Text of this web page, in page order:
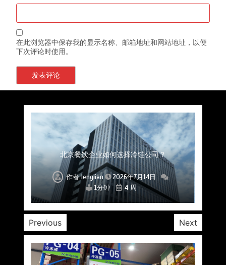
在此浏览器中保存我的显示名称、邮箱地址和网站地址，以便
下次评论时使用。
上海餐饮连锁加速，冷链配送如何破解冻品食材
流通难题？
作者lenglian
2026年7月14日
1分钟
4 周
杭州中央厨房布局餐饮连锁，冷链配送如何打通
关键一环
作者lenglian
2026年7月14日
1分钟
4 周
北京餐饮企业如何选择冷链公司？
作者lenglian
2026年7月14日
1分钟
4 周
深圳冷链物流如何护航餐饮连锁？冻品食材流通
全解析
作者lenglian
2026年7月14日
1分钟
4 周
北京餐饮仓配一体化的核心价值与落地实践解析
作者lenglian
2026年7月14日
1分钟
4 周
武汉冻品配送三要素：控温、时效、低成本如何
兼得？
作者lenglian
2026年7月14日
1分钟
4 周
重庆冷链布局解冻食材运输密码，餐饮连锁如何
稳控品质？
作者lenglian
2026年7月14日
1分钟
4 周
Previous Next